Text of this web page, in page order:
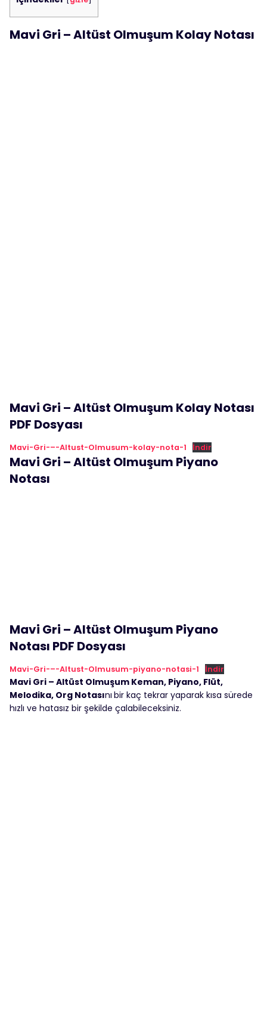
Mavi Gri – Altüst Olmuşum Kolay Notası
Mavi Gri – Altüst Olmuşum Kolay Notası
PDF Dosyası
Mavi-Gri-–-Altust-Olmusum-kolay-nota-1 İndir
Mavi Gri – Altüst Olmuşum Piyano
Notası
Mavi Gri – Altüst Olmuşum Piyano
Notası PDF Dosyası
Mavi-Gri-–-Altust-Olmusum-piyano-notasi-1 İndir
Mavi Gri – Altüst Olmuşum Keman, Piyano, Flüt,
Melodika, Org Notasını bir kaç tekrar yaparak kısa sürede
hızlı ve hatasız bir şekilde çalabileceksiniz.